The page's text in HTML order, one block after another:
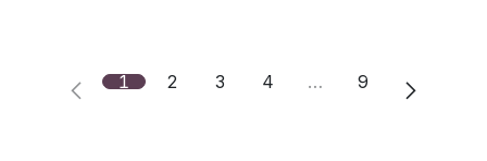
1 2 3 4 … 9